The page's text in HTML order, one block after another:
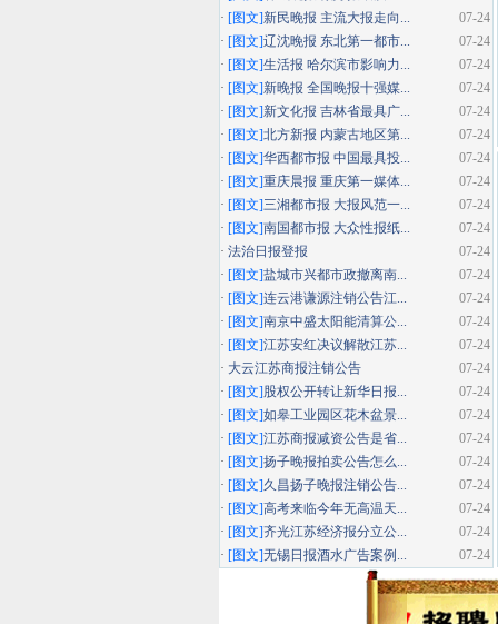
07-24
· [图文]新民晚报 主流大报走向...
07-24
· [图文]辽沈晚报 东北第一都市...
07-24
· [图文]生活报 哈尔滨市影响力...
07-24
· [图文]新晚报 全国晚报十强媒...
07-24
· [图文]新文化报 吉林省最具广...
07-24
· [图文]北方新报 内蒙古地区第...
07-24
· [图文]华西都市报 中国最具投...
07-24
· [图文]重庆晨报 重庆第一媒体...
07-24
· [图文]三湘都市报 大报风范一...
07-24
· [图文]南国都市报 大众性报纸...
07-24
· 法治日报登报
07-24
· [图文]盐城市兴都市政撤离南...
07-24
· [图文]连云港谦源注销公告江...
07-24
· [图文]南京中盛太阳能清算公...
07-24
· [图文]江苏安红决议解散江苏...
07-24
· 大云江苏商报注销公告
07-24
· [图文]股权公开转让新华日报...
07-24
· [图文]如皋工业园区花木盆景...
07-24
· [图文]江苏商报减资公告是省...
07-24
· [图文]扬子晚报拍卖公告怎么...
07-24
· [图文]久昌扬子晚报注销公告...
07-24
· [图文]高考来临今年无高温天...
07-24
· [图文]齐光江苏经济报分立公...
07-24
· [图文]无锡日报酒水广告案例...